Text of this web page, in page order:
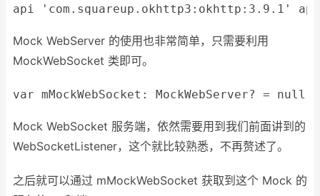
api 'com.squareup.okhttp3:okhttp:3.9.1'
Mock WebServer 的使用也非常简单，只需要利用
MockWebSocket 类即可。
var mMockWebSocket: MockWebServer? = null
Mock WebSocket 服务端，依然需要用到我们前面讲到的
WebSocketListener，这个就比较熟悉，不再赘述了。
之后就可以通过 mMockWebSocket 获取到这个 Mock 的